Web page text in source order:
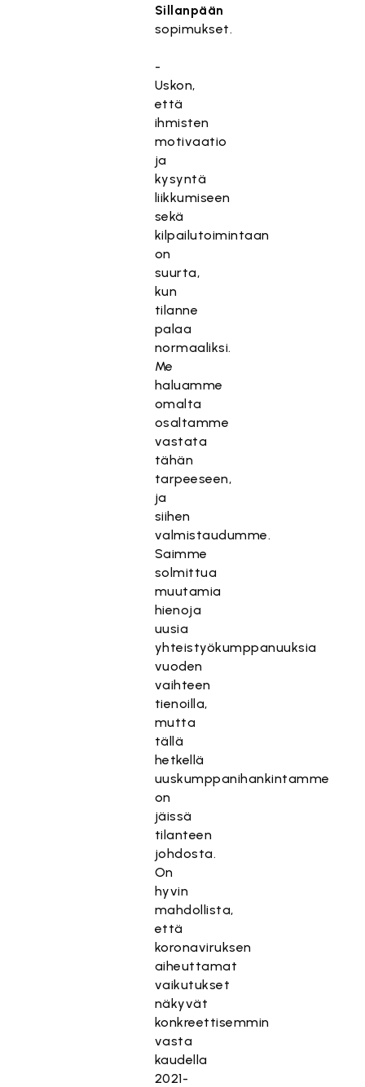
Sillanpään
sopimukset.
-
Uskon,
että
ihmisten
motivaatio
ja
kysyntä
liikkumiseen
sekä
kilpailutoimintaan
on
suurta,
kun
tilanne
palaa
normaaliksi.
Me
haluamme
omalta
osaltamme
vastata
tähän
tarpeeseen,
ja
siihen
valmistaudumme.
Saimme
solmittua
muutamia
hienoja
uusia
yhteistyökumppanuuksia
vuoden
vaihteen
tienoilla,
mutta
tällä
hetkellä
uuskumppanihankintamme
on
jäissä
tilanteen
johdosta.
On
hyvin
mahdollista,
että
koronaviruksen
aiheuttamat
vaikutukset
näkyvät
konkreettisemmin
vasta
kaudella
2021-